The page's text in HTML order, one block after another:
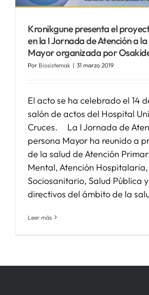
Kronikgune presenta el
en la I Jornada de Atención a
Mayor organizada por
Por Biosistemak | 31 marzo 2019
El acto se ha celebrado el 14
salón de actos del Hospital
Cruces. La I Jornada de
persona Mayor ha reunido a
de la salud de Atención
Mental, Atención
Sociosanitario, Salud Pública
directivos del ámbito de la
Leer más